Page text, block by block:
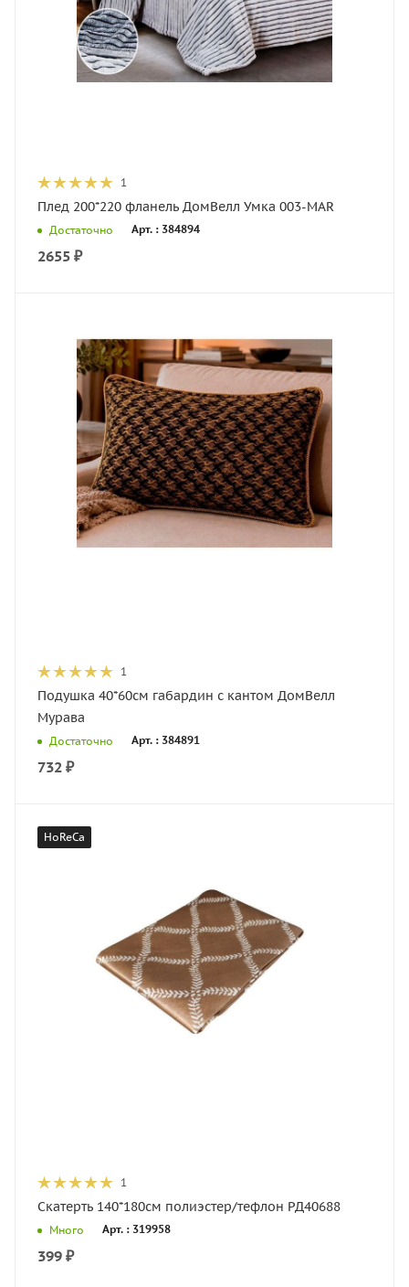
1
Плед 200*220 фланель ДомВелл Умка 003-MAR
Достаточно Арт. : 384894
2655 ₽
1
Подушка 40*60см габардин с кантом ДомВелл
Мурава
Достаточно Арт. : 384891
732 ₽
HoReCa
1
Скатерть 140*180см полиэстер/тефлон РД40688
Много Арт. : 319958
399 ₽